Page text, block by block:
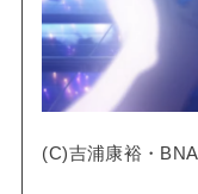
(C)吉浦康裕・